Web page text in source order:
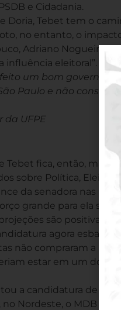
e Cidadania.
Doria, Tebet tem o
no entanto, o
Adriano Nogueira,
influência eleitoral”.
um bom governo
Paulo e não
da UFPE
Tebet fica, então, mais
sobre Política,
da senadora nas
grande para ela se
são positivas,
agora esbarra
não compraram a
estar em um dos
a candidatura de
Nordeste, o MDB é